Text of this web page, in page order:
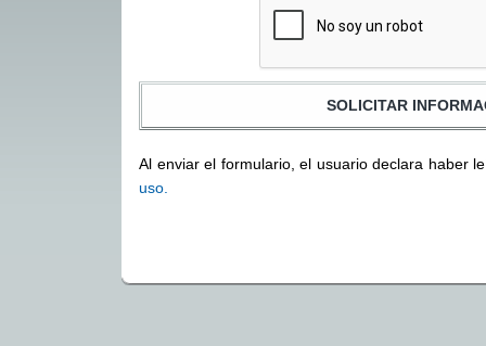
Al enviar el formulario, el usuario declara haber
uso.